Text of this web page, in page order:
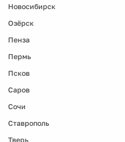
Новосибирск
Озёрск
Пенза
Пермь
Псков
Саров
Сочи
Ставрополь
Тверь